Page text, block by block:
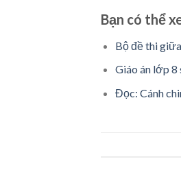
Bạn có thể
Bộ đề thi
Giáo án lớp
Đọc: Cánh